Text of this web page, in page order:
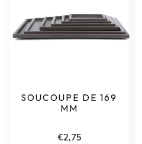
SOUCOUPE DE 169
MM
€2,75